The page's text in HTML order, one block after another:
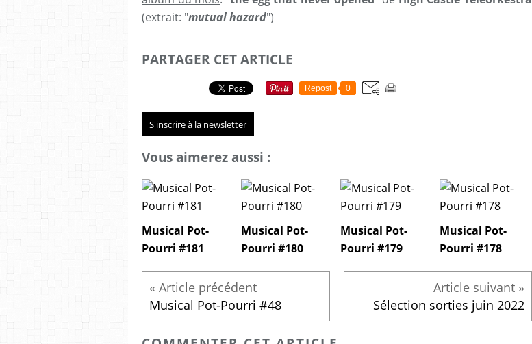
(extrait: "mutual hazard")
PARTAGER CET ARTICLE
Repost 0
S'inscrire à la newsletter
Vous aimerez aussi :
Musical Pot-
Pourri #181
Musical Pot-
Pourri #180
Musical Pot-
Pourri #179
Musical Pot-
Pourri #178
Musical Pot-Pourri #48 Sélection sorties juin 2022